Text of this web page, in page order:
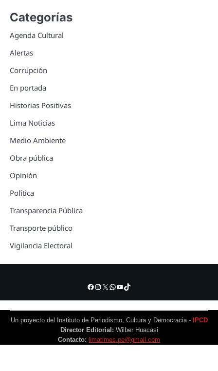
Categorías
Agenda Cultural
Alertas
Corrupción
En portada
Historias Positivas
Lima Noticias
Medio Ambiente
Obra pública
Opinión
Política
Transparencia Pública
Transporte público
Vigilancia Electoral
Facebook
Instagram
X WhatsApp
YouTube
TikTok
Un proyecto del Instituto de Periodismo, Cultura y Democracia - IPCD
Director Editorial: Wilber Huacasi
Contacto: limatimes.pe@gmail.com